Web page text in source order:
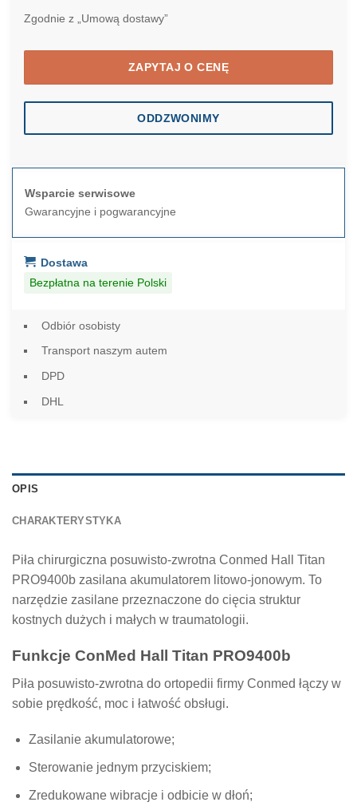
Zgodnie z „Umową dostawy”
ZAPYTAJ O CENĘ
ODDZWONIMY
Wsparcie serwisowe
Gwarancyjne i pogwarancyjne
Dostawa
Bezpłatna na terenie Polski
Odbiór osobisty
Transport naszym autem
DPD
DHL
OPIS
CHARAKTERYSTYKA
Piła chirurgiczna posuwisto-zwrotna Conmed Hall Titan
PRO9400b zasilana akumulatorem litowo-jonowym. To
narzędzie zasilane przeznaczone do cięcia struktur
kostnych dużych i małych w traumatologii.
Funkcje ConMed Hall Titan PRO9400b
Piła posuwisto-zwrotna do ortopedii firmy Conmed łączy w
sobie prędkość, moc i łatwość obsługi.
Zasilanie akumulatorowe;
Sterowanie jednym przyciskiem;
Zredukowane wibracje i odbicie w dłoń;